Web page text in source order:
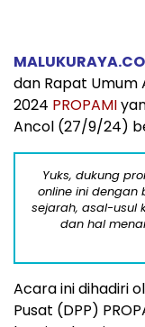
dan Rapat Umum
2024 PROPAMI
Ancol (27/9/24)
Yuks, dukung
online ini dengan
sejarah, asal-usul
dan hal
Acara ini dihadiri
Pusat (DPP)